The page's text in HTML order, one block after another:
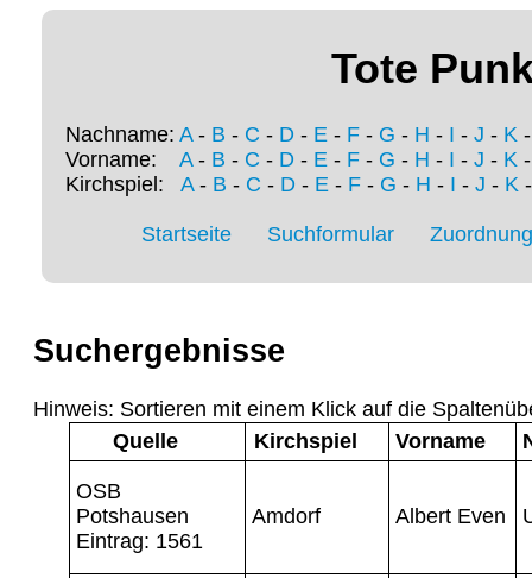
Tote
Nachname: A- B - C - D - E - F - G - H - I - J - K
Vorname: A- B - C - D - E - F - G - H - I - J - K
Kirchspiel: A- B - C - D- E- F- G - H - I - J - K
Startseite Suchformular
Suchergebnisse
Hinweis: Sortieren mit einem Klick auf die
Quelle
Kirchspiel Vorname
OSB
Potshausen
Eintrag: 1561
Amdorf Albert Even